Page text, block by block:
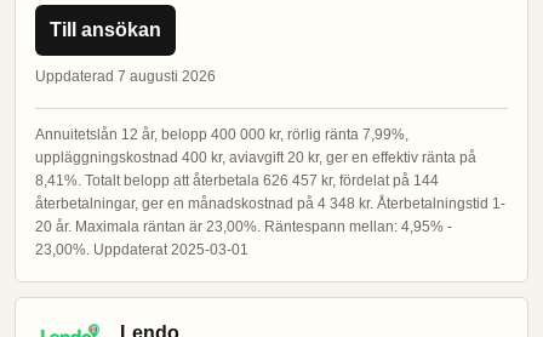
Till ansökan
Uppdaterad 7 augusti 2026
Annuitetslån 12 år, belopp 400 000 kr, rörlig ränta 7,99%,
uppläggningskostnad 400 kr, aviavgift 20 kr, ger en effektiv ränta på
8,41%. Totalt belopp att återbetala 626 457 kr, fördelat på 144
återbetalningar, ger en månadskostnad på 4 348 kr. Återbetalningstid 1-
20 år. Maximala räntan är 23,00%. Räntespann mellan: 4,95% -
23,00%. Uppdaterat 2025-03-01